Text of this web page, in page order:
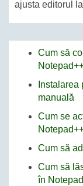
ajusta editorul
Cum să
manuală
Cum se
Cum să
Cum să
în